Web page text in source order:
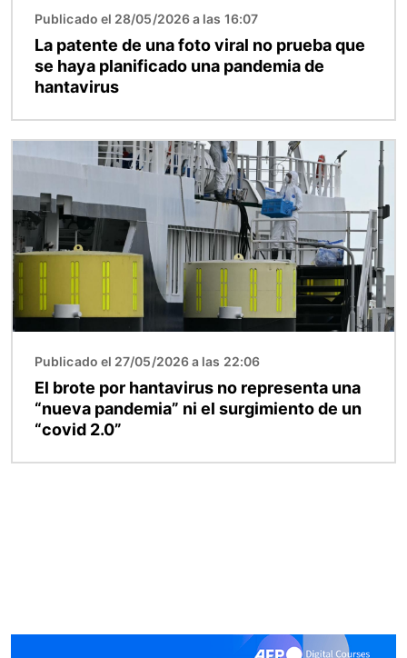
Publicado el 28/05/2026 a las 16:07
La patente de una foto viral no prueba que
se haya planificado una pandemia de
hantavirus
Publicado el 27/05/2026 a las 22:06
El brote por hantavirus no representa una
“nueva pandemia” ni el surgimiento de un
“covid 2.0”